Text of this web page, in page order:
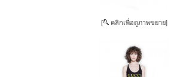
[ คลิกเพื่อดูภาพขยาย]